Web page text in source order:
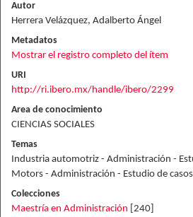
Autor
Herrera Velázquez, Adalberto Ángel
Metadatos
Mostrar el registro completo del ítem
URI
http://ri.ibero.mx/handle/ibero/2299
Area de conocimiento
CIENCIAS SOCIALES
Temas
Industria automotriz - Administración -
Motors - Administración - Estudio de casos
Colecciones
Maestría en Administración [240]